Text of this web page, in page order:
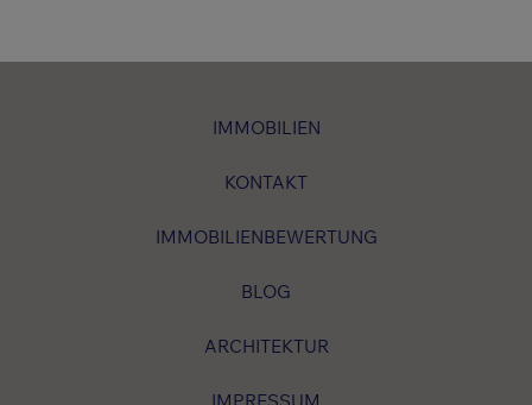
IMMOBILIEN
KONTAKT
IMMOBILIENBEWERTUNG
BLOG
ARCHITEKTUR